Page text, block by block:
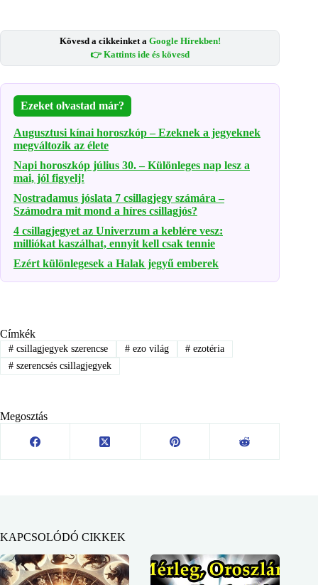
Kövesd a cikkeinket a Google Hírekben!
👉 Kattints ide és kövesd
Ezeket olvastad már?
Augusztusi kínai horoszkóp – Ezeknek a jegyeknek
megváltozik az élete
Napi horoszkóp július 30. – Különleges nap lesz a
mai, jól figyelj!
Nostradamus jóslata 7 csillagjegy számára –
Számodra mit mond a híres csillagjós?
4 csillagjegyet az Univerzum a keblére vesz:
milliókat kaszálhat, ennyit kell csak tennie
Ezért különlegesek a Halak jegyű emberek
Címkék
#csillagjegyek szerencse #ezo világ # ezotéria
#szerencsés csillagjegyek
Megosztás
KAPCSOLÓDÓ CIKKEK